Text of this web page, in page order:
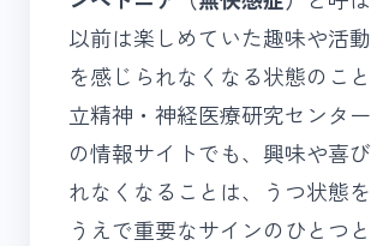
以前は楽しめていた趣味や活
を感じられなくなる状態のこ
立精神・神経医療研究センタ
の情報サイトでも、興味や喜
れなくなることは、うつ状態
うえで重要なサインのひとつ